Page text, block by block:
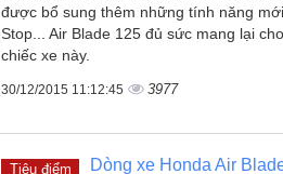
được bổ sung thêm những tính năng
Stop... Air Blade 125 đủ sức mang lại
chiếc xe này.
30/12/2015 11:12:45 3977
Tiêu điểm
Dòng xe Honda Air